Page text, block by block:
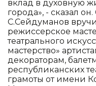
вклад в духовную
города», - сказал
С.Сейдуманов
режиссерское
театрального
мастерство»
декораторам,
республиканских
грамоты от имени